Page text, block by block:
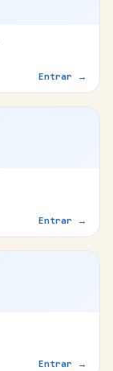
Entrar →
Entrar →
Entrar →